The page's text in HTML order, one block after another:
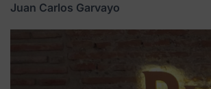
Juan Carlos Garvayo